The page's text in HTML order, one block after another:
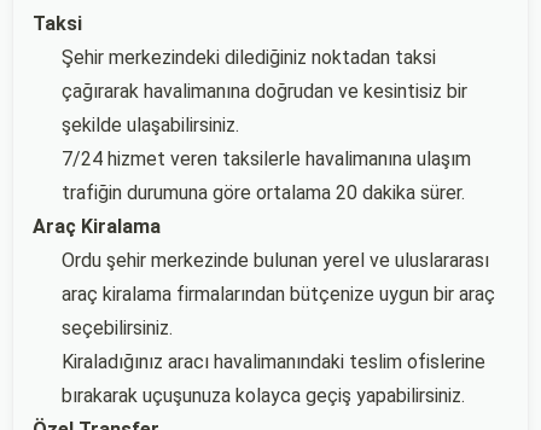
Taksi
Şehir merkezindeki dilediğiniz noktadan taksi
çağırarak havalimanına doğrudan ve kesintisiz bir
şekilde ulaşabilirsiniz.
7/24 hizmet veren taksilerle havalimanına ulaşım
trafiğin durumuna göre ortalama 20 dakika sürer.
Araç Kiralama
Ordu şehir merkezinde bulunan yerel ve uluslararası
araç kiralama firmalarından bütçenize uygun bir araç
seçebilirsiniz.
Kiraladığınız aracı havalimanındaki teslim ofislerine
bırakarak uçuşunuza kolayca geçiş yapabilirsiniz.